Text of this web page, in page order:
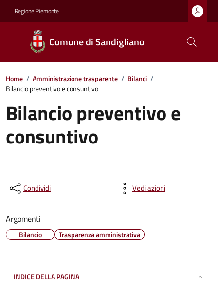
Regione Piemonte
Comune di Sandigliano
Home / Amministrazione trasparente / Bilanci /
Bilancio preventivo e consuntivo
Bilancio preventivo e
consuntivo
Condividi Vedi azioni
Argomenti
Bilancio Trasparenza amministrativa
INDICE DELLA PAGINA